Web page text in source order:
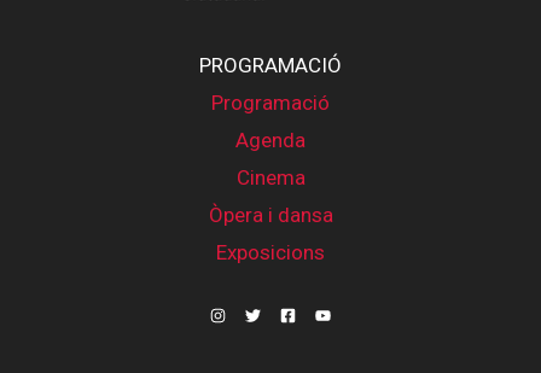
PROGRAMACIÓ
Programació
Agenda
Cinema
Òpera i dansa
Exposicions